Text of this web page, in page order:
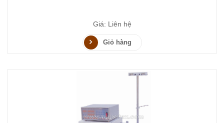
Giá: Liên hệ
Giỏ hàng